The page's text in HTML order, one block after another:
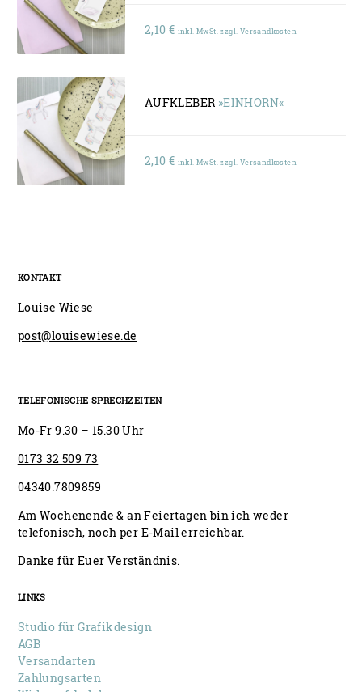
2,10 € inkl. MwSt. zzgl. Versandkosten
AUFKLEBER »EINHORN«
2,10 € inkl. MwSt. zzgl. Versandkosten
KONTAKT
Louise Wiese
post@louisewiese.de
TELEFONISCHE SPRECHZEITEN
Mo-Fr 9.30 – 15.30 Uhr
0173 32 509 73
04340.7809859
Am Wochenende & an Feiertagen bin ich weder
telefonisch, noch per E-Mail erreichbar.
Danke für Euer Verständnis.
LINKS
Studio für Grafikdesign
AGB
Versandarten
Zahlungsarten